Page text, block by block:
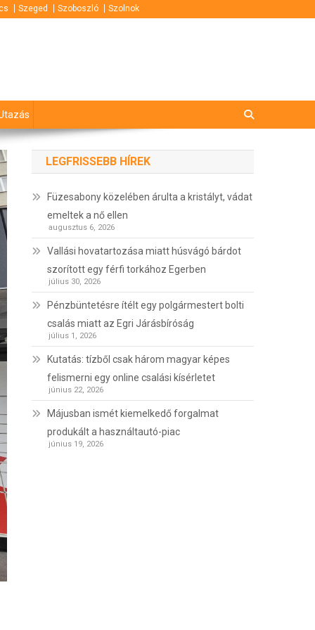
Szeged Szoboszló Szolnok
LEGFRISSEBB HÍREK
Füzesabony közelében árulta a kristályt, vádat
emeltek a nő ellen
augusztus 6, 2026
Vallási hovatartozása miatt húsvágó bárdot
szorított egy férfi torkához Egerben
július 30, 2026
Pénzbüntetésre ítélt egy polgármestert bolti
csalás miatt az Egri Járásbíróság
július 1, 2026
Kutatás: tízből csak három magyar képes
felismerni egy online csalási kísérletet
június 22, 2026
Májusban ismét kiemelkedő forgalmat
produkált a használtautó-piac
június 19, 2026